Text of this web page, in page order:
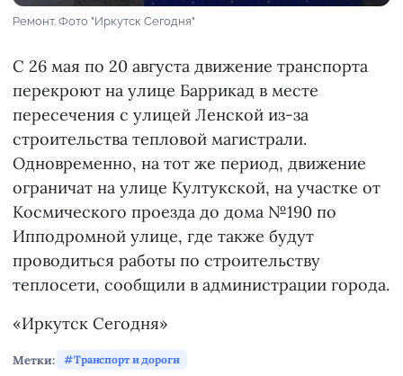
Ремонт. Фото "Иркутск Сегодня"
С 26 мая по 20 августа движение транспорта
перекроют на улице Баррикад в месте
пересечения с улицей Ленской из-за
строительства тепловой магистрали.
Одновременно, на тот же период, движение
ограничат на улице Култукской, на участке от
Космического проезда до дома №190 по
Ипподромной улице, где также будут
проводиться работы по строительству
теплосети, сообщили в администрации города.
«Иркутск Сегодня»
Метки: Транспорт и дороги